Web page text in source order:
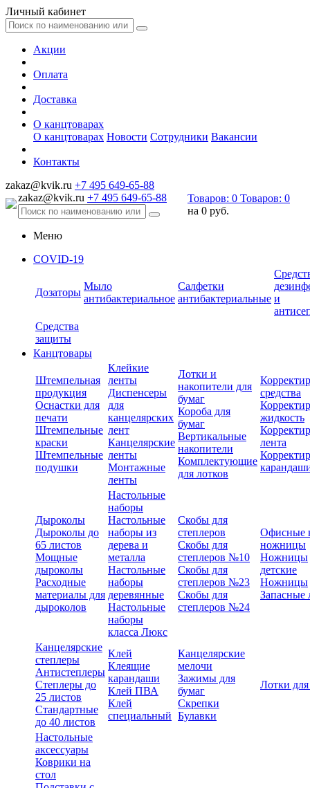
Личный кабинет
Акции
Оплата
Доставка
О канцтоварах
О канцтоварах Новости Сотрудники Вакансии
Контакты
zakaz@kvik.ru +7 495 649-65-88
zakaz@kvik.ru +7 495 649-65-88 Товаров: 0 Товаров: 0
на 0 руб.
Меню
COVID-19
Дозаторы
Мыло
антибактериальное
Салфетки
антибактериальные и
Средства
защиты
Канцтовары
Штемпельная
продукция
Оснастки для
печати
Штемпельные
краски
Штемпельные
подушки
Клейкие
ленты
Диспенсеры
для
канцелярских
лент
Канцелярские
ленты
Монтажные
ленты
Лотки и
накопители для
бумаг
Короба для
бумаг
Вертикальные
накопители
Комплектующие
для лотков
средства
жидкость
лента
Дыроколы
Дыроколы до
65 листов
Мощные
дыроколы
Расходные
материалы для
дыроколов
Настольные
наборы
Настольные
наборы из
дерева и
металла
Настольные
наборы
деревянные
Настольные
наборы
класса Люкс
Скобы для
степлеров
Скобы для
степлеров №10
Скобы для
степлеров №23
Скобы для
степлеров №24
Офисные
ножницы
Ножницы
детские
Ножницы
Запасные
Канцелярские
степлеры
Антистеплеры
Степлеры до
25 листов
Стандартные
до 40 листов
Клей
Клеящие
карандаши
Клей ПВА
Клей
специальный
Канцелярские
мелочи
Зажимы для
бумаг
Скрепки
Булавки
Лотки
Настольные
аксессуары
Коврики на
стол